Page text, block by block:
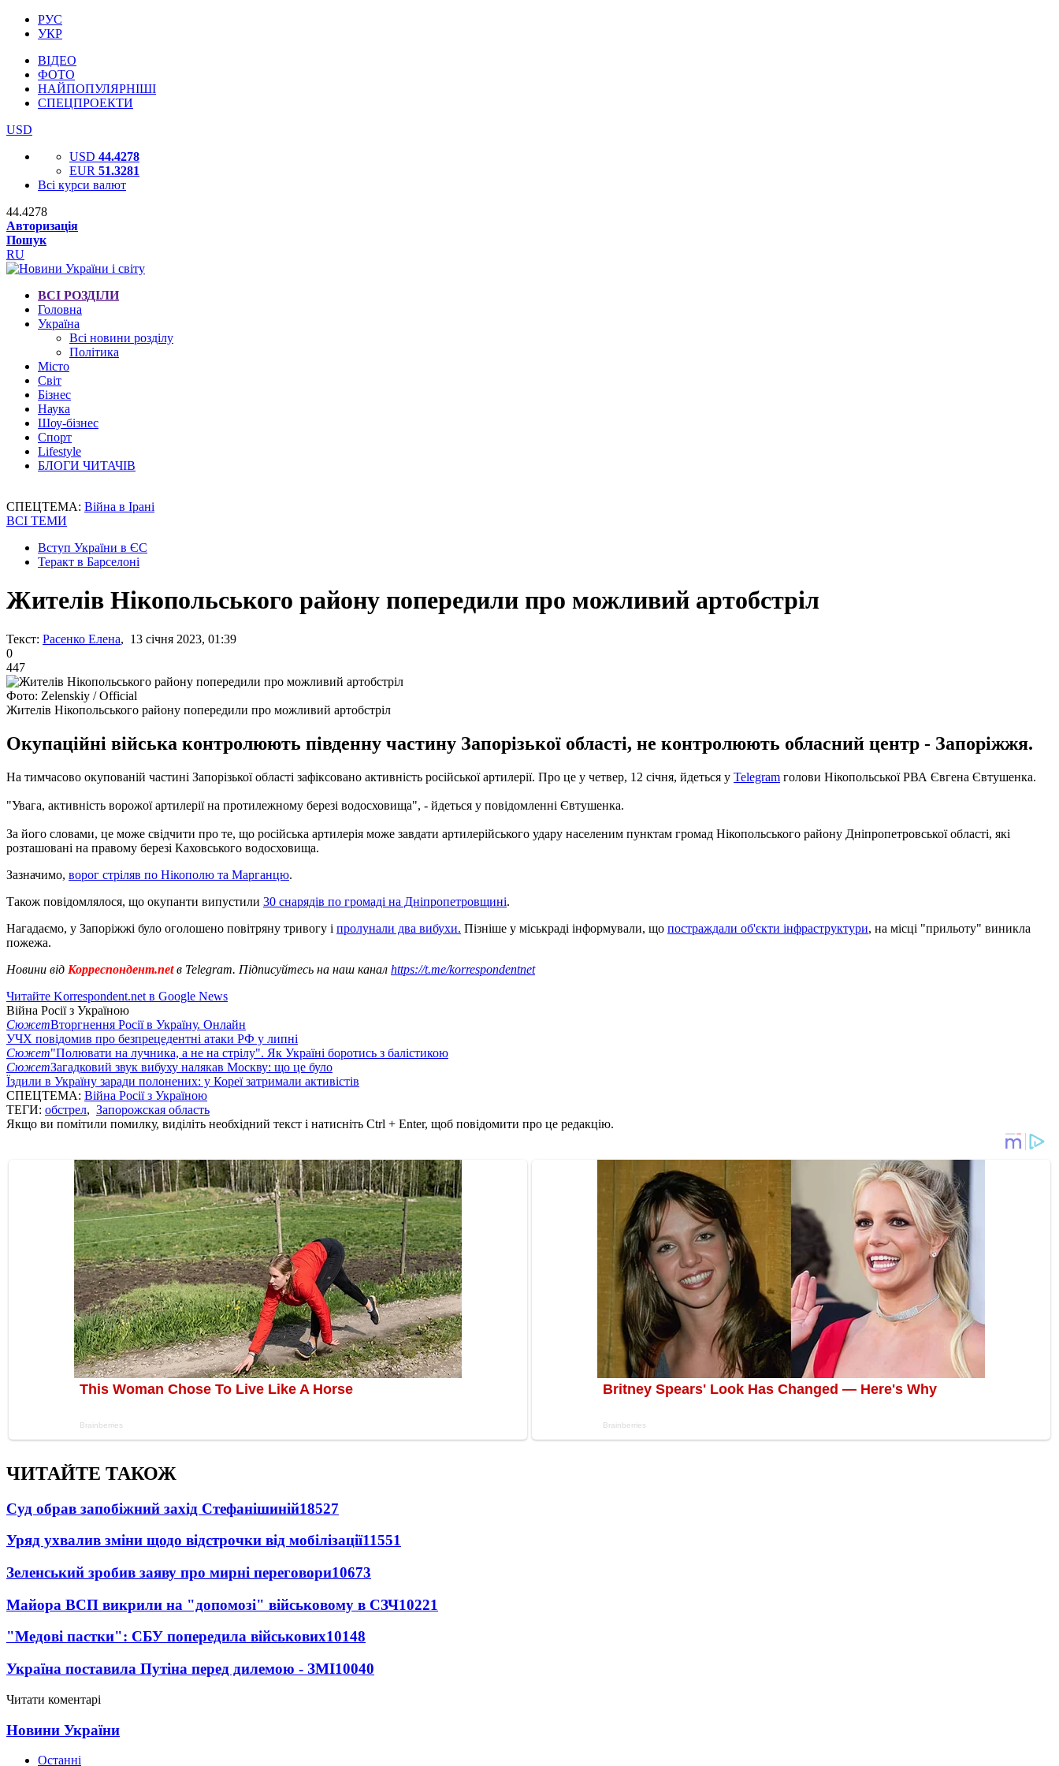
РУС
УКР
ВІДЕО
ФОТО
НАЙПОПУЛЯРНІШІ
СПЕЦПРОЕКТИ
USD
USD 44.4278
EUR 51.3281
Всі курси валют
44.4278
Авторизація
Пошук
RU
ВСІ РОЗДІЛИ
Головна
Україна
Всі новини розділу
Політика
Місто
Світ
Бізнес
Наука
Шоу-бізнес
Спорт
Lifestyle
БЛОГИ ЧИТАЧІВ
СПЕЦТЕМА: Війна в Ірані
ВСІ ТЕМИ
Вступ України в ЄС
Теракт в Барселоні
Жителів Нікопольського району попередили про можливий артобстріл
Текст: Расенко Елена, 13 січня 2023, 01:39
0
447
Фото: Zelenskiy / Official
Жителів Нікопольського району попередили про можливий артобстріл
Окупаційні війська контролюють південну частину Запорізької області, не контролюють обласний центр - Запоріжжя.
На тимчасово окупованій частині Запорізької області зафіксовано активність російської артилерії. Про це у четвер, 12 січня, йдеться у Telegram голови Нікопольської РВА Євгена Євтушенка.
"Увага, активність ворожої артилерії на протилежному березі водосховища", - йдеться у повідомленні Євтушенка.
За його словами, це може свідчити про те, що російська артилерія може завдати артилерійського удару населеним пунктам громад Нікопольського району Дніпропетровської області, які
розташовані на правому березі Каховського водосховища.
Зазначимо, ворог стріляв по Нікополю та Марганцю.
Також повідомлялося, що окупанти випустили 30 снарядів по громаді на Дніпропетровщині.
Нагадаємо, у Запоріжжі було оголошено повітряну тривогу і пролунали два вибухи. Пізніше у міськраді інформували, що постраждали об'єкти інфраструктури, на місці "прильоту" виникла
пожежа.
Новини від Корреспондент.netв Telegram. Підписуйтесь на наш канал https://t.me/korrespondentnet
Читайте Korrespondent.net в Google News
Війна Росії з Україною
СюжетВторгнення Росії в Україну. Онлайн
УЧХ повідомив про безпрецедентні атаки РФ у липні
Сюжет"Полювати на лучника, а не на стрілу". Як Україні боротись з балістикою
СюжетЗагадковий звук вибуху налякав Москву: що це було
Їздили в Україну заради полонених: у Кореї затримали активістів
СПЕЦТЕМА: Війна Росії з Україною
ТЕГИ: обстрел, Запорожская область
Якщо ви помітили помилку, виділіть необхідний текст і натисніть Ctrl + Enter, щоб повідомити про це редакцію.
ЧИТАЙТЕ ТАКОЖ
Суд обрав запобіжний захід Стефанішиній18527
Уряд ухвалив зміни щодо відстрочки від мобілізації11551
Зеленський зробив заяву про мирні переговори10673
Майора ВСП викрили на "допомозі" військовому в СЗЧ10221
"Медові пастки": СБУ попередила військових10148
Україна поставила Путіна перед дилемою - ЗМІ10040
Читати коментарі
Новини України
Останні